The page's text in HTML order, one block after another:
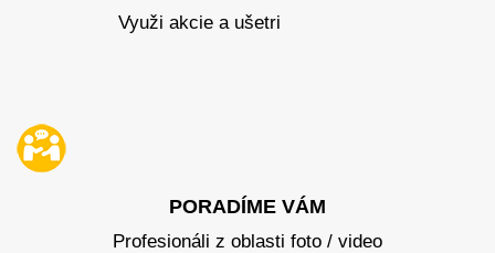
Využi akcie a ušetri
PORADÍME VÁM
Profesionáli z oblasti foto / video